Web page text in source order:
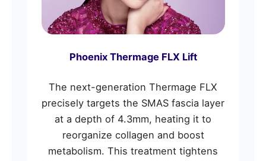
Phoenix Thermage FLX Lift
The next-generation Thermage FLX
precisely targets the SMAS fascia layer
at a depth of 4.3mm, heating it to
reorganize collagen and boost
metabolism. This treatment tightens